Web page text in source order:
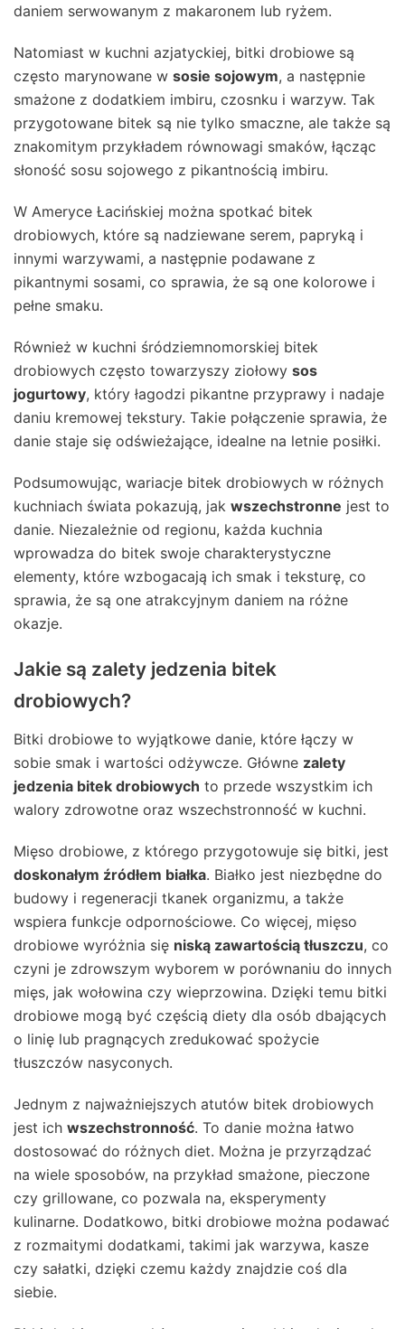
daniem serwowanym z makaronem lub ryżem.
Natomiast w kuchni azjatyckiej, bitki drobiowe są
często marynowane w sosie sojowym, a następnie
smażone z dodatkiem imbiru, czosnku i warzyw. Tak
przygotowane bitek są nie tylko smaczne, ale także są
znakomitym przykładem równowagi smaków, łącząc
słoność sosu sojowego z pikantnością imbiru.
W Ameryce Łacińskiej można spotkać bitek
drobiowych, które są nadziewane serem, papryką i
innymi warzywami, a następnie podawane z
pikantnymi sosami, co sprawia, że są one kolorowe i
pełne smaku.
Również w kuchni śródziemnomorskiej bitek
drobiowych często towarzyszy ziołowy sos
jogurtowy, który łagodzi pikantne przyprawy i nadaje
daniu kremowej tekstury. Takie połączenie sprawia, że
danie staje się odświeżające, idealne na letnie posiłki.
Podsumowując, wariacje bitek drobiowych w różnych
kuchniach świata pokazują, jak wszechstronne jest to
danie. Niezależnie od regionu, każda kuchnia
wprowadza do bitek swoje charakterystyczne
elementy, które wzbogacają ich smak i teksturę, co
sprawia, że są one atrakcyjnym daniem na różne
okazje.
Jakie są zalety jedzenia bitek
drobiowych?
Bitki drobiowe to wyjątkowe danie, które łączy w
sobie smak i wartości odżywcze. Główne zalety
jedzenia bitek drobiowych to przede wszystkim ich
walory zdrowotne oraz wszechstronność w kuchni.
Mięso drobiowe, z którego przygotowuje się bitki, jest
doskonałym źródłem białka. Białko jest niezbędne do
budowy i regeneracji tkanek organizmu, a także
wspiera funkcje odpornościowe. Co więcej, mięso
drobiowe wyróżnia się niską zawartością tłuszczu, co
czyni je zdrowszym wyborem w porównaniu do innych
mięs, jak wołowina czy wieprzowina. Dzięki temu bitki
drobiowe mogą być częścią diety dla osób dbających
o linię lub pragnących zredukować spożycie
tłuszczów nasyconych.
Jednym z najważniejszych atutów bitek drobiowych
jest ich wszechstronność. To danie można łatwo
dostosować do różnych diet. Można je przyrządzać
na wiele sposobów, na przykład smażone, pieczone
czy grillowane, co pozwala na, eksperymenty
kulinarne. Dodatkowo, bitki drobiowe można podawać
z rozmaitymi dodatkami, takimi jak warzywa, kasze
czy sałatki, dzięki czemu każdy znajdzie coś dla
siebie.